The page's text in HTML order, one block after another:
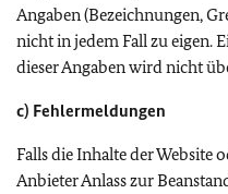
Angaben (Bezeichnungen,
nicht in jedem Fall zu eigen.
dieser Angaben wird nicht
c) Fehlermeldungen
Falls die Inhalte der Website
Anbieter Anlass zur